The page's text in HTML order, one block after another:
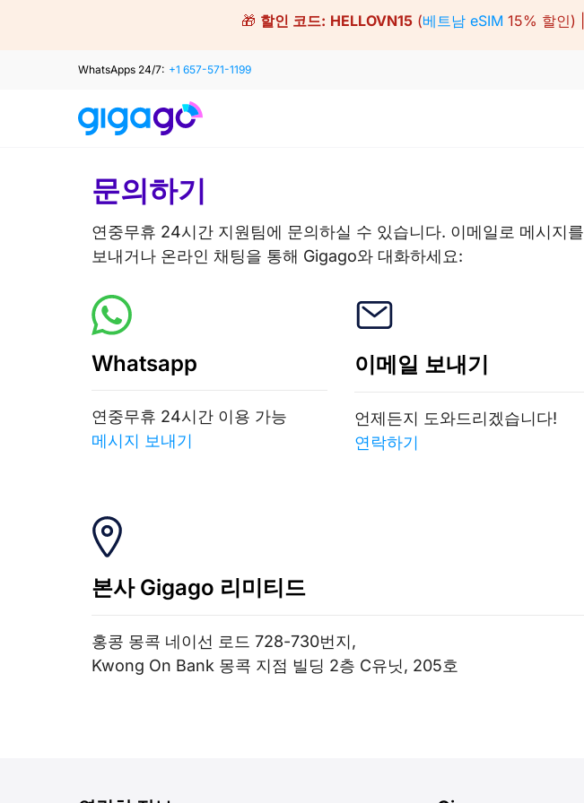
🎁 할인 코드: HELLOVN15(베트남 eSIM 15% 할인) |
WhatsApps 24/7: +1 657-571-1199
문의하기
연중무휴 24시간 지원팀에 문의하실 수 있습니다. 이메일로 메시지를
보내거나 온라인 채팅을 통해 Gigago와 대화하세요:
Whatsapp
연중무휴 24시간 이용 가능
메시지 보내기
이메일 보내기
언제든지 도와드리겠습니다!
연락하기
본사 Gigago 리미티드
홍콩 몽콕 네이선 로드 728-730번지,
Kwong On Bank 몽콕 지점 빌딩 2층 C유닛, 205호